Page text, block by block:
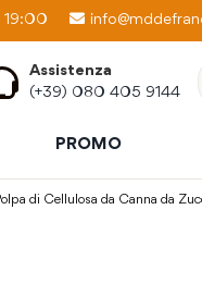
19:00quanti prodotti puoi
Assistenza
(+39) 080 405 9144
PROMO
di Cellulosa da Canna da